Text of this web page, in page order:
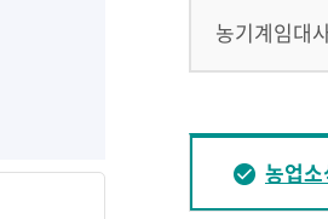
농기계임대
농업소